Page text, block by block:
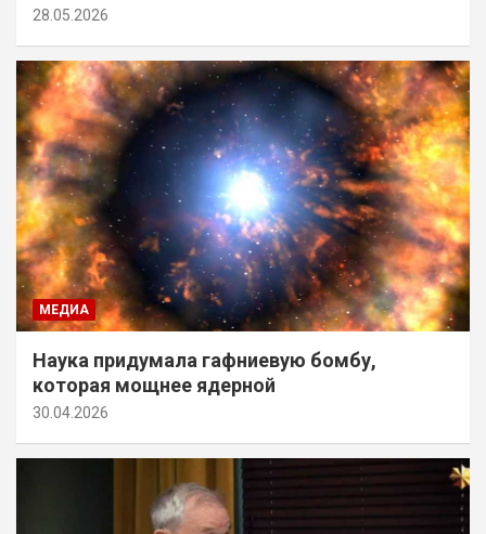
28.05.2026
МЕДИА
Наука придумала гафниевую бомбу,
которая мощнее ядерной
30.04.2026